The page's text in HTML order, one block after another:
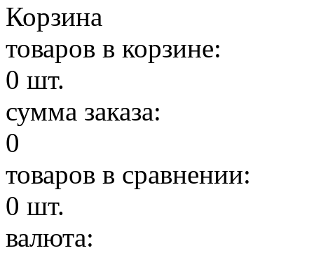
Корзина
товаров в корзине:
0 шт.
сумма заказа:
0
товаров в сравнении:
0 шт.
валюта: